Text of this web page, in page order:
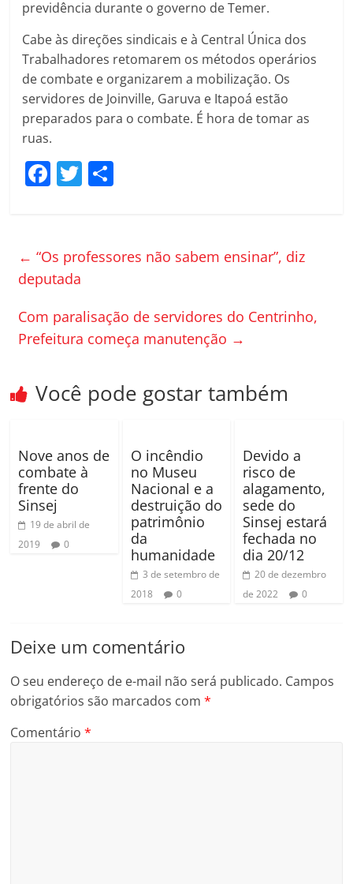
previdência durante o governo de Temer.
Cabe às direções sindicais e à Central Única dos
Trabalhadores retomarem os métodos operários
de combate e organizarem a mobilização. Os
servidores de Joinville, Garuva e Itapoá estão
preparados para o combate. É hora de tomar as
ruas.
F
e
b
o
k
T
er p
h
ar
← “Os professores não sabem ensinar”, diz
deputada
Com paralisação de servidores do Centrinho,
Prefeitura começa manutenção →
Você pode gostar também
Nove anos de
combate à
frente do
Sinsej
19 de abril de
2019
0
O incêndio
no Museu
Nacional e a
destruição do
patrimônio
da
humanidade
3 de setembro de
2018
0
Devido a
risco de
alagamento,
sede do
Sinsej estará
fechada no
dia 20/12
20 de dezembro
de 2022
0
Deixe um comentário
O seu endereço de e-mail não será publicado. Campos
obrigatórios são marcados com*
Comentário*